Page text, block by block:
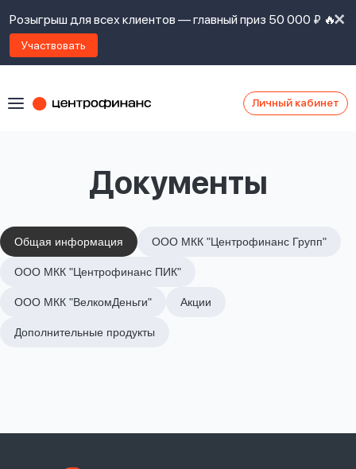
Розыгрыш для всех клиентов — главный приз 50 000 ₽ 🔥
Участвовать
Личный кабинет
Документы
Общая информация ООО МКК "Центрофинанс Групп"
ООО МКК "Центрофинанс ПИК"
ООО МКК "ВелкомДеньги" Акции
Дополнительные продукты
ознакомлен
предоставления
займов,
политикой
сайта,
согласие
обработку